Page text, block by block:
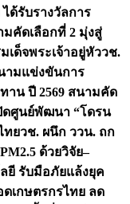
ด้รับรางวัลการ
คัดเลือกที่ 2 มุ่งสู่
ด็จพระเจ้าอยู่หัววช.
ามแข่งขันการ
าน ปี 2569 สนามคัด
ดศูนย์พัฒนา “โดรน
ทยวช. ผนึก ววน. ถก
ด้วยวิจัย–
ยี รับมือภัยแล้งยุค
เกษตรกรไทย ลด